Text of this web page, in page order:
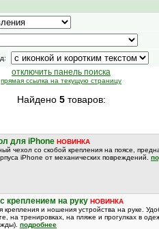
отключить панель поиска
прямая ссылка на текущую страницу
Найдено 5товаров:
для iPhone НОВИНКА
чехол со скобой крепления на поясе,
iPhone от механических повреждений.
креплением на руку НОВИНКА
крепления и ношения устройства на руке.
на тренировках, на пляже и прогулках в
подробнее